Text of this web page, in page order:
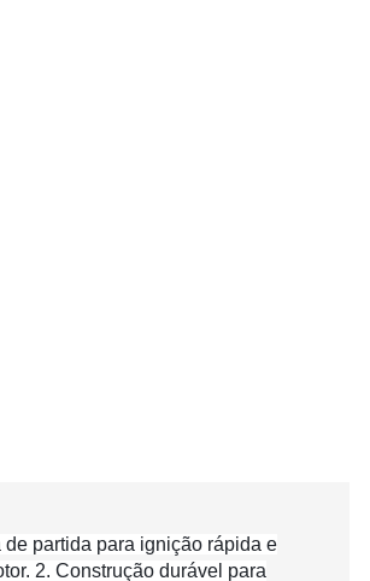
de partida para ignição rápida e
2. Construção durável para